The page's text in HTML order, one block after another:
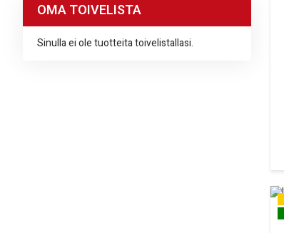
OMA TOIVELISTA
Sinulla ei ole tuotteita toivelistallasi.